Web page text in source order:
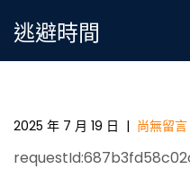
逃避時間
雙雙加冕，中國獨一！
2025 年 7 月 19 日 | 尚無留言